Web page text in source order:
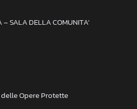
– SALA DELLA COMUNITA’
Opere Protette